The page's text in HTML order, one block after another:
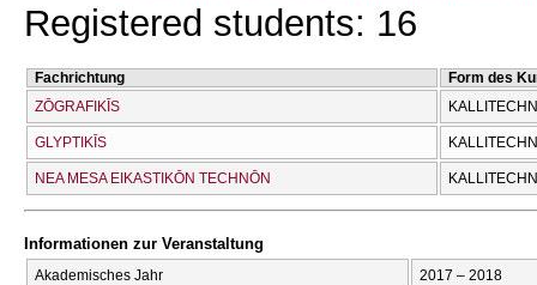
Registered students: 16
Fachrichtung
Form des
ZŌGRAFIKĪS
GLYPTIKĪS
NEA MESA EIKASTIKŌN TECΗNŌN
Informationen zur Veranstaltung
Akademisches Jahr 2017 – 2018